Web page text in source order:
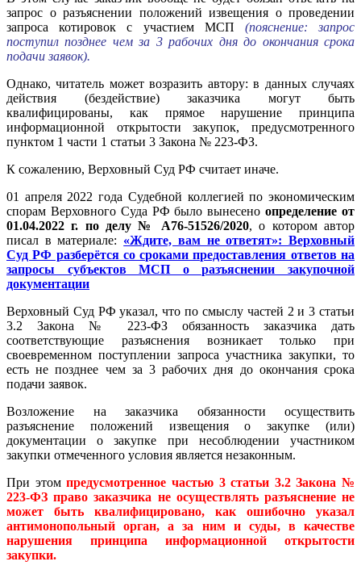
запрос о разъяснении положений извещения о проведении
запроса котировок с участием МСП (пояснение: запрос
поступил позднее чем за 3 рабочих дня до окончания срока
подачи заявок).
Однако, читатель может возразить автору: в данных случаях
действия (бездействие) заказчика могут быть
квалифицированы, как прямое нарушение принципа
информационной открытости закупок, предусмотренного
пунктом 1 части 1 статьи 3 Закона № 223-ФЗ.
К сожалению, Верховный Суд РФ считает иначе.
01 апреля 2022 года Судебной коллегией по экономическим
спорам Верховного Суда РФ было вынесеноопределение от
01.04.2022 г. по делу № А76-51526/2020, о котором автор
писал в материале: «Ждите, вам не ответят»: Верховный
Суд РФ разберётся со сроками предоставления ответов на
запросы субъектов МСП о разъяснении закупочной
документации
Верховный Суд РФ указал, что по смыслу частей 2 и 3 статьи
3.2 Закона № 223-ФЗ обязанность заказчика дать
соответствующие разъяснения возникает только при
своевременном поступлении запроса участника закупки, то
есть не позднее чем за 3 рабочих дня до окончания срока
подачи заявок.
Возложение на заказчика обязанности осуществить
разъяснение положений извещения о закупке (или)
документации о закупке при несоблюдении участником
закупки отмеченного условия является незаконным.
При этомпредусмотренное частью 3 статьи 3.2 Закона №
223-ФЗ право заказчика не осуществлять разъяснение не
может быть квалифицировано, как ошибочно указал
антимонопольный орган, а за ним и суды, в качестве
нарушения принципа информационной открытости
закупки.